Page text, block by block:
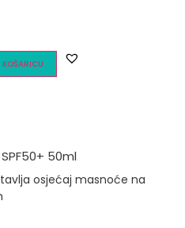
SPF50+ 50ml
osjećaj masnoće na